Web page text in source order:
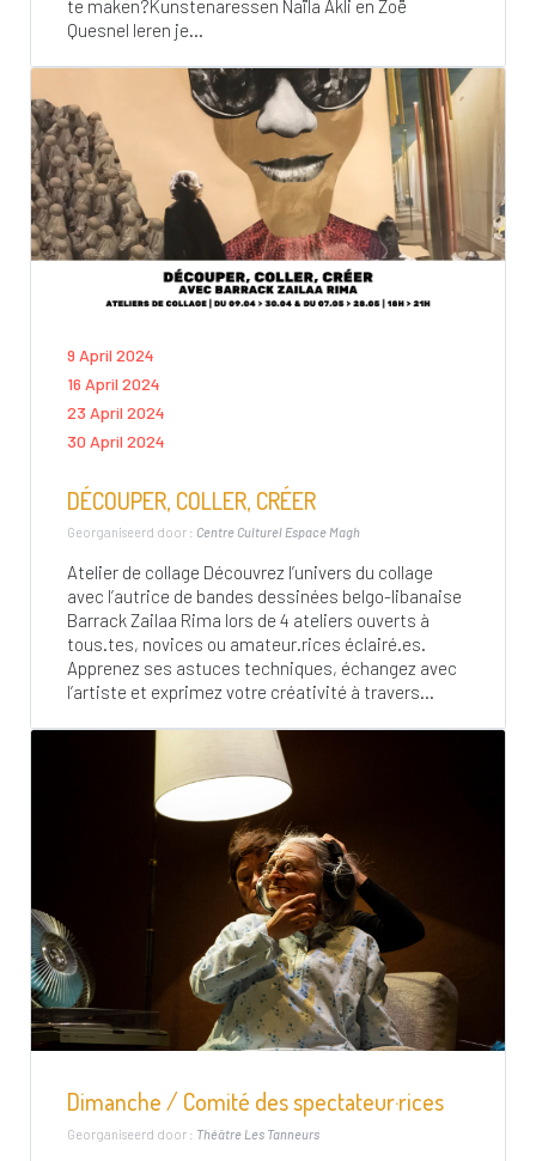
te maken?Kunstenaressen Naïla Akli en Zoë
Quesnel leren je...
9 April 2024
16 April 2024
23 April 2024
30 April 2024
DÉCOUPER, COLLER, CRÉER
Georganiseerd door : Centre Culturel Espace Magh
Atelier de collage Découvrez l’univers du collage
avec l’autrice de bandes dessinées belgo-libanaise
Barrack Zailaa Rima lors de 4 ateliers ouverts à
tous.tes, novices ou amateur.rices éclairé.es.
Apprenez ses astuces techniques, échangez avec
l’artiste et exprimez votre créativité à travers...
Dimanche / Comité des spectateur·rices
Georganiseerd door : Théâtre Les Tanneurs